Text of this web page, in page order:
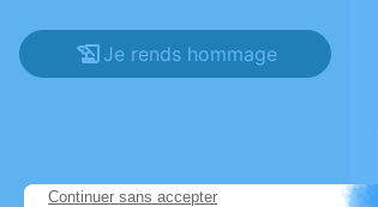
Je rends hommage